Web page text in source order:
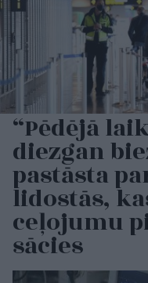
“Pēdējā
diezgan
pastāsta
lidostās,
ceļojumu
sācies